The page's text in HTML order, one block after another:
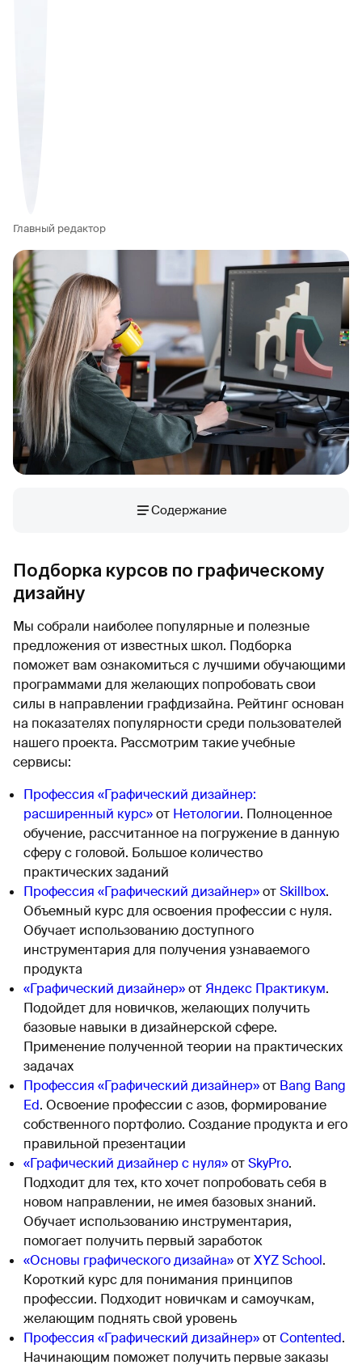
Главный редактор
Содержание
Подборка курсов по графическому
дизайну
Мы собрали наиболее популярные и полезные
предложения от известных школ. Подборка
поможет вам ознакомиться с лучшими обучающими
программами для желающих попробовать свои
силы в направлении графдизайна. Рейтинг основан
на показателях популярности среди пользователей
нашего проекта. Рассмотрим такие учебные
сервисы:
Профессия «Графический дизайнер:
расширенный курс»от Нетологии. Полноценное
обучение, рассчитанное на погружение в данную
сферу с головой. Большое количество
практических заданий
Профессия «Графический дизайнер»отSkillbox.
Объемный курс для освоения профессии с нуля.
Обучает использованию доступного
инструментария для получения узнаваемого
продукта
«Графический дизайнер»от Яндекс Практикум.
Подойдет для новичков, желающих получить
базовые навыки в дизайнерской сфере.
Применение полученной теории на практических
задачах
Профессия «Графический дизайнер»от Bang Bang
Ed. Освоение профессии с азов, формирование
собственного портфолио. Создание продукта и его
правильной презентации
«Графический дизайнер с нуля»отSkyPro.
Подходит для тех, кто хочет попробовать себя в
новом направлении, не имея базовых знаний.
Обучает использованию инструментария,
помогает получить первый заработок
«Основы графического дизайна»отXYZ School.
Короткий курс для понимания принципов
профессии. Подходит новичкам и самоучкам,
желающим поднять свой уровень
Профессия «Графический дизайнер»отContented.
Начинающим поможет получить первые заказы